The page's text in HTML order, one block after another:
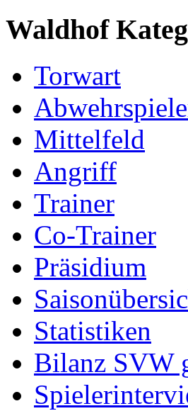
Waldhof
Torwart
Mittelfeld
Angriff
Trainer
Co-Trainer
Präsidium
Statistiken
Bilanz SVW